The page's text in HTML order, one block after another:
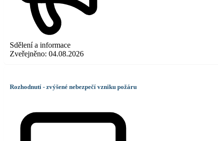
Sdělení a informace
Zveřejněno: 04.08.2026
Rozhodnutí - zvýšené nebezpečí vzniku požáru